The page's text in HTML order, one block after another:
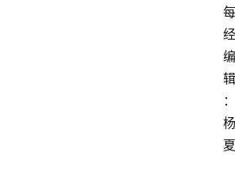
每
经
编
辑
：
杨
夏